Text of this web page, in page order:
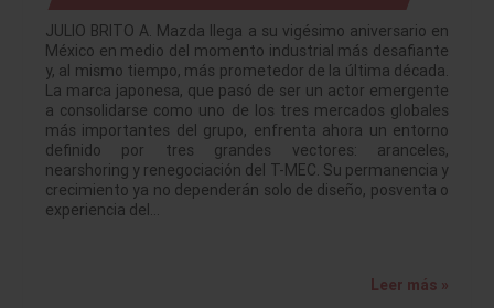
JULIO BRITO A. Mazda llega a su vigésimo aniversario en
México en medio del momento industrial más desafiante
y, al mismo tiempo, más prometedor de la última década.
La marca japonesa, que pasó de ser un actor emergente
a consolidarse como uno de los tres mercados globales
más importantes del grupo, enfrenta ahora un entorno
definido por tres grandes vectores: aranceles,
nearshoring y renegociación del T-MEC. Su permanencia y
crecimiento ya no dependerán solo de diseño, posventa o
experiencia del…
Leer más »